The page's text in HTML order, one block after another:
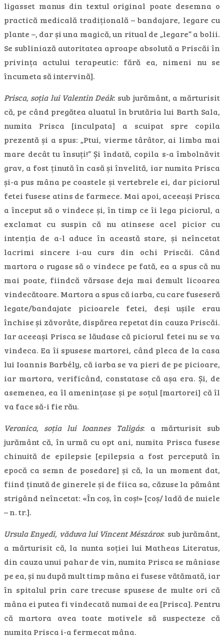
ligasset manus din textul original poate desemna o
practică medicală tradițională – bandajare, legare cu
plante –, dar și una magică, un ritual de „legare” a bolii.
Se subliniază autoritatea aproape absolută a Priscăi în
privința actului terapeutic: fără ea, nimeni nu se
încumeta să intervină].
Prisca, soția lui Valentin Deák: sub jurământ, a mărturisit
că, pe când pregătea aluatul în brutăria lui Barth Sala,
numita Prisca [inculpata] a scuipat spre copila
prezentă și a spus: „Ptui, vierme târâtor, ai limba mai
mare decât tu însuți!” Și îndată, copila s-a îmbolnăvit
grav, a fost ținută în casă și învelită, iar numita Prisca
și-a pus mâna pe coastele și vertebrele ei, dar piciorul
fetei fusese atins de farmece. Mai apoi, aceeași Prisca
a început să o vindece și, în timp ce îi lega piciorul, a
exclamat cu suspin că nu atinsese acel picior cu
intenția de a-l aduce în această stare, și neîncetat
lacrimi sincere i-au curs din ochi Priscăi. Când
martora o rugase să o vindece pe fată, ea a spus că nu
mai poate, fiindcă vărsase deja mai demult licoarea
vindecătoare. Martora a spus că iarba, cu care fuseseră
legate/bandajate picioarele fetei, deși ușile erau
închise și zăvorâte, dispărea repetat din cauza Priscăi.
Iar aceeași Prisca se lăudase că piciorul fetei nu se va
vindeca. Ea îi spusese martorei, când pleca de la casa
lui Ioannis Barbély, că iarba se va pieri de pe picioare,
iar martora, verificând, constatase că așa era. Și, de
asemenea, ea îl amenințase și pe soțul [martorei] că îl
va face să-i fie rău.
Veronica, soția lui Ioannes Taligás: a mărturisit sub
jurământ că, în urmă cu opt ani, numita Prisca fusese
chinuită de epilepsie [epilepsia a fost percepută în
epocă ca semn de posedare] și că, la un moment dat,
fiind ținută de ginerele și de fiica sa, căzuse la pământ
strigând neîncetat: «În coș, în coș!» [coș/ ladă de nuiele
– n. tr.].
Ursula Enyedi, văduva lui Vincent Mészáros: sub jurământ,
a mărturisit că, la nunta soției lui Matheas Literatus,
din cauza unui pahar de vin, numita Prisca se mâniase
pe ea, și nu după mult timp mâna ei fusese vătămată, iar
în spitalul prin care trecuse spusese de multe ori că
mâna ei putea fi vindecată numai de ea [Prisca]. Pentru
că martora avea toate motivele să suspecteze că
numita Prisca i-a fermecat mâna.